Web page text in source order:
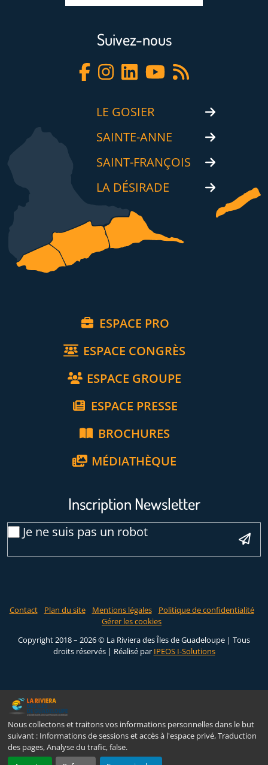
Nous collectons et traitons vos informations personnelles dans le but
suivant : Informations de sessions et accès à l'espace privé, Traduction
des pages, Analyse du trafic, false.
Suivez-nous
LE GOSIER
SAINTE-ANNE
SAINT-FRANÇOIS
LA DÉSIRADE
ESPACE PRO
ESPACE CONGRÈS
ESPACE GROUPE
ESPACE PRESSE
BROCHURES
MÉDIATHÈQUE
Inscription Newsletter
Je ne suis pas un robot
Contact Plan du site Mentions légales
Politique de confidentialité
Gérer les cookies
Copyright 2018 – 2026 © La Riviera des Îles de Guadeloupe | Tous
droits réservés | Réalisé par IPEOS I-Solutions